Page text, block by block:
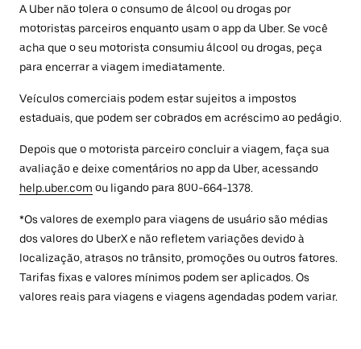
A Uber não tolera o consumo de álcool ou drogas por
motoristas parceiros enquanto usam o app da Uber. Se você
acha que o seu motorista consumiu álcool ou drogas, peça
para encerrar a viagem imediatamente.
Veículos comerciais podem estar sujeitos a impostos
estaduais, que podem ser cobrados em acréscimo ao pedágio.
Depois que o motorista parceiro concluir a viagem, faça sua
avaliação e deixe comentários no app da Uber, acessando
help.uber.com ou ligando para 800-664-1378.
*Os valores de exemplo para viagens de usuário são médias
dos valores do UberX e não refletem variações devido à
localização, atrasos no trânsito, promoções ou outros fatores.
Tarifas fixas e valores mínimos podem ser aplicados. Os
valores reais para viagens e viagens agendadas podem variar.